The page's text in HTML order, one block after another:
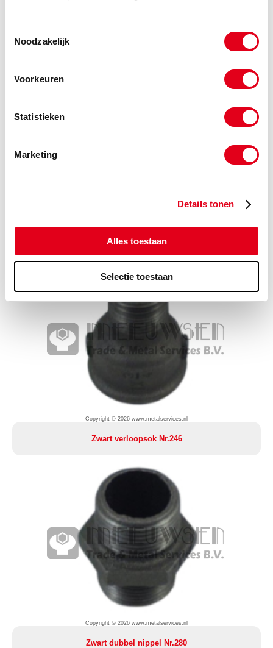
Noodzakelijk
Voorkeuren
Statistieken
Marketing
Details tonen
Alles toestaan
Selectie toestaan
Copyright © 2026 www.metalservices.nl
Zwart verloopsok Nr.246
Copyright © 2026 www.metalservices.nl
Zwart dubbel nippel Nr.280